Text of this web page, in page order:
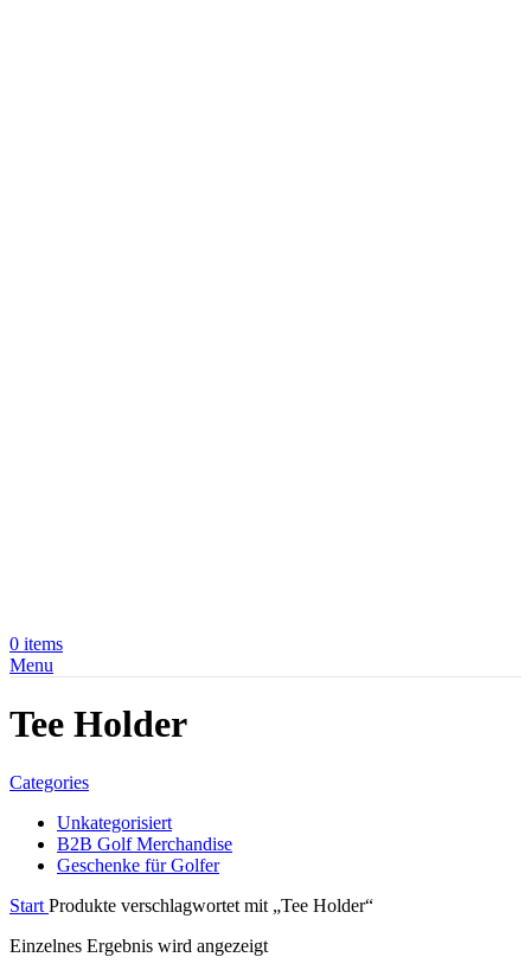
0 items
Menu
Tee Holder
Categories
Unkategorisiert
B2B Golf Merchandise
Geschenke für Golfer
Start Produkte verschlagwortet mit „Tee Holder“
Einzelnes Ergebnis wird angezeigt